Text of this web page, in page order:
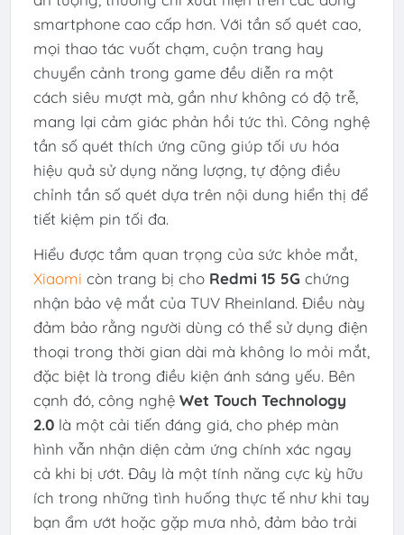
smartphone cao cấp hơn. Với tần số quét cao,
mọi thao tác vuốt chạm, cuộn trang hay
chuyển cảnh trong game đều diễn ra một
cách siêu mượt mà, gần như không có độ trễ,
mang lại cảm giác phản hồi tức thì. Công nghệ
tần số quét thích ứng cũng giúp tối ưu hóa
hiệu quả sử dụng năng lượng, tự động điều
chỉnh tần số quét dựa trên nội dung hiển thị để
tiết kiệm pin tối đa.
Hiểu được tầm quan trọng của sức khỏe mắt,
Xiaomi còn trang bị cho Redmi 15 5G chứng
nhận bảo vệ mắt của TUV Rheinland. Điều này
đảm bảo rằng người dùng có thể sử dụng điện
thoại trong thời gian dài mà không lo mỏi mắt,
đặc biệt là trong điều kiện ánh sáng yếu. Bên
cạnh đó, công nghệ Wet Touch Technology
2.0là một cải tiến đáng giá, cho phép màn
hình vẫn nhận diện cảm ứng chính xác ngay
cả khi bị ướt. Đây là một tính năng cực kỳ hữu
ích trong những tình huống thực tế như khi tay
bạn ẩm ướt hoặc gặp mưa nhỏ, đảm bảo trải